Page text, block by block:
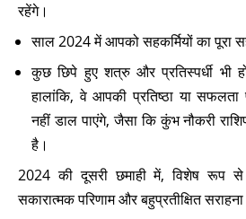
रहेंगे।
साल 2024 में आपको सहकर्मियों का पूरा
कुछ छिपे हुए शत्रु और प्रतिस्पर्धी भी
हालांकि, वे आपकी प्रतिष्ठा या सफलता
नहीं डाल पाएंगे, जैसा कि कुंभ नौकरी
है।
2024 की दूसरी छमाही में, विशेष रूप
सकारात्मक परिणाम और बहुप्रतीक्षित सराहना